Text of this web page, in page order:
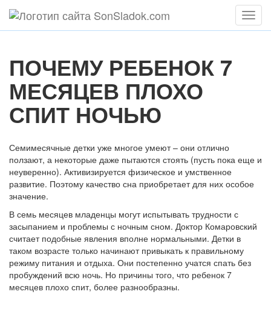
Меню
ПОЧЕМУ РЕБЕНОК 7
МЕСЯЦЕВ ПЛОХО
СПИТ НОЧЬЮ
Семимесячные детки уже многое умеют – они отлично
ползают, а некоторые даже пытаются стоять (пусть пока еще и
неуверенно). Активизируется физическое и умственное
развитие. Поэтому качество сна приобретает для них особое
значение.
В семь месяцев младенцы могут испытывать трудности с
засыпанием и проблемы с ночным сном. Доктор Комаровский
считает подобные явления вполне нормальными. Детки в
таком возрасте только начинают привыкать к правильному
режиму питания и отдыха. Они постепенно учатся спать без
пробуждений всю ночь. Но причины того, что ребенок 7
месяцев плохо спит, более разнообразны.